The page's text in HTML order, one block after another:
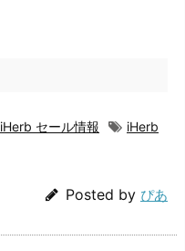
iHerb セール情報 iHerb
Posted by ぴあ